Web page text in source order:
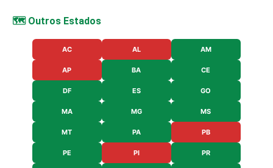
🗺️ Outros Estados
AC AL AM
AP BA CE
DF ES GO
MA MG MS
MT PA PB
PE PI PR